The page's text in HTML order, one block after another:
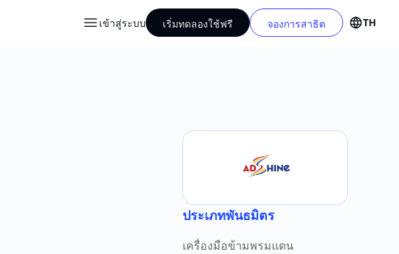
เข้าสู่ระบบ เริ่มทดลองใช้ฟรี จองการสาธิต TH
ประเภทพันธมิตร
เครื่องมือข้ามพรมแดน